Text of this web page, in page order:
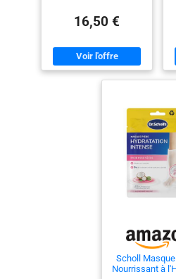
16,50 €
Scholl
Nourrissant à